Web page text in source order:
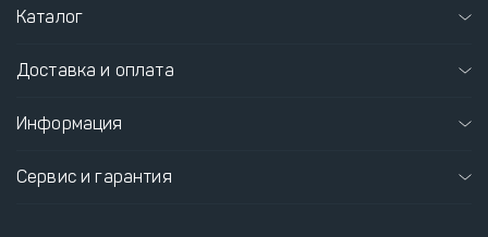
Каталог
Доставка и оплата
Информация
Сервис и гарантия